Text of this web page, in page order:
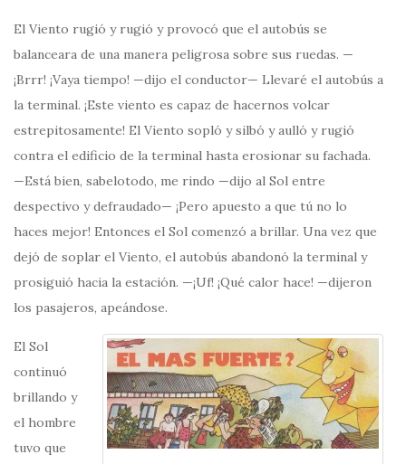
El Viento rugió y rugió y provocó que el autobús se
balanceara de una manera peligrosa sobre sus ruedas. —
¡Brrr! ¡Vaya tiempo! —dijo el conductor— Llevaré el autobús a
la terminal. ¡Este viento es capaz de hacernos volcar
estrepitosamente! El Viento sopló y silbó y aulló y rugió
contra el edificio de la terminal hasta erosionar su fachada.
—Está bien, sabelotodo, me rindo —dijo al Sol entre
despectivo y defraudado— ¡Pero apuesto a que tú no lo
haces mejor! Entonces el Sol comenzó a brillar. Una vez que
dejó de soplar el Viento, el autobús abandonó la terminal y
prosiguió hacia la estación. —¡Uf! ¡Qué calor hace! —dijeron
los pasajeros, apeándose.
El Sol
continuó
brillando y
el hombre
tuvo que